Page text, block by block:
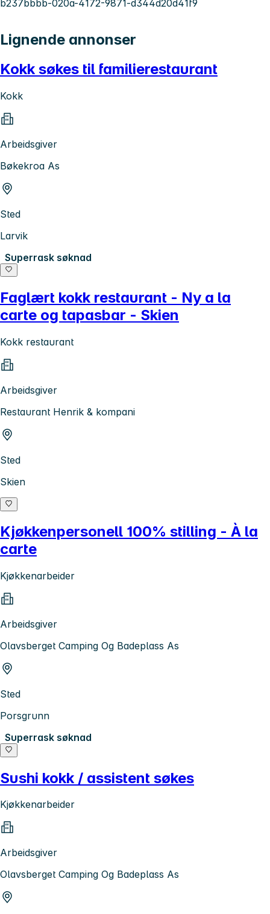
b237bbbb-020a-4172-9871-d344d20d41f9
Lignende annonser
Kokk søkes til familierestaurant
Kokk
Arbeidsgiver
Bøkekroa As
Sted
Larvik
Superrask søknad
Faglært kokk restaurant - Ny a la
carte og tapasbar - Skien
Kokk restaurant
Arbeidsgiver
Restaurant Henrik & kompani
Sted
Skien
Kjøkkenpersonell 100% stilling - À la
carte
Kjøkkenarbeider
Arbeidsgiver
Olavsberget Camping Og Badeplass As
Sted
Porsgrunn
Superrask søknad
Sushi kokk / assistent søkes
Kjøkkenarbeider
Arbeidsgiver
Olavsberget Camping Og Badeplass As